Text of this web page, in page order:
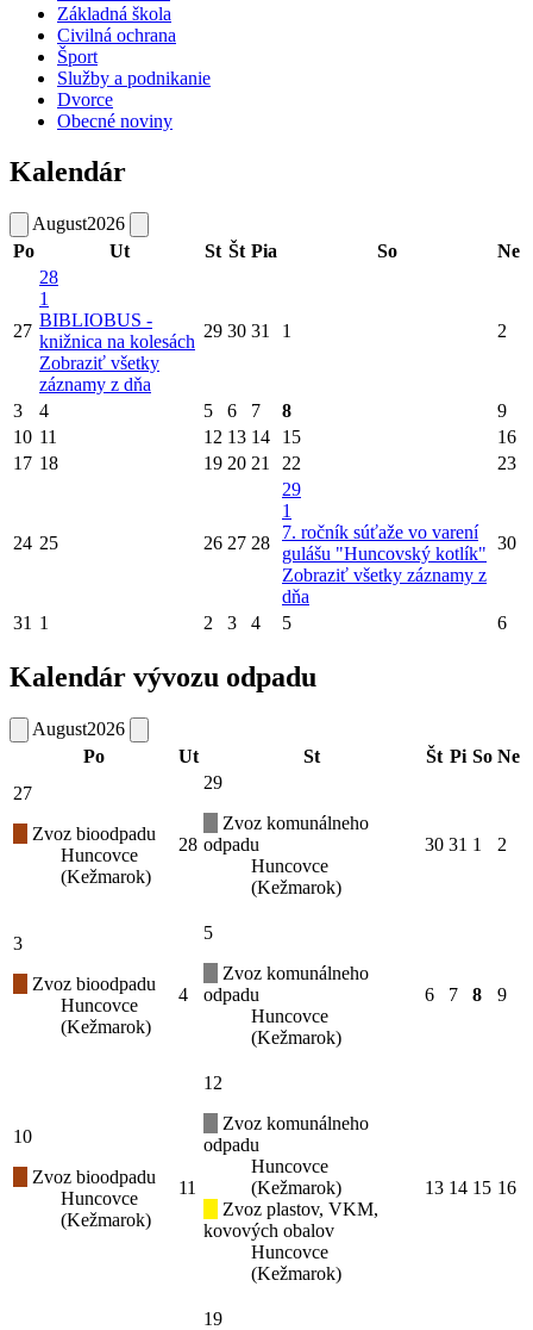
Základná škola
Civilná ochrana
Šport
Služby a podnikanie
Dvorce
Obecné noviny
Kalendár
August2026
Po
Ut St Št Pia So Ne
27
28
1
BIBLIOBUS -
knižnica na kolesách
Zobraziť všetky
záznamy z dňa
29 30 31 1 2
3 4 5 6 7 8
9
10 11 12 13 14 15
16
17 18 19 20 21 22 23
24 25 26 27 28
29
1
7. ročník súťaže vo varení
gulášu "Huncovský kotlík"
Zobraziť všetky záznamy z
dňa
30
31 1 2 3 4 5 6
Kalendár vývozu odpadu
August2026
Po
Ut St Št Pi So Ne
27
Zvoz bioodpadu
Huncovce
(Kežmarok)
28
29
Zvoz komunálneho
odpadu
Huncovce
(Kežmarok)
30 31 1 2
3
Zvoz bioodpadu
Huncovce
(Kežmarok)
4
5
Zvoz komunálneho
odpadu
Huncovce
(Kežmarok)
6 7 8 9
10
Zvoz bioodpadu
Huncovce
(Kežmarok)
11
12
Zvoz komunálneho
odpadu
Huncovce
(Kežmarok)
Zvoz plastov, VKM,
kovových obalov
Huncovce
(Kežmarok)
13 14 15 16
19